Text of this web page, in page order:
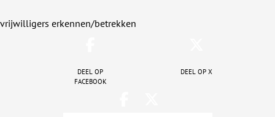
vrijwilligers erkennen/betrekken
Deel op
facebook
Deel op X